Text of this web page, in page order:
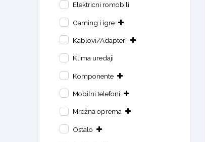
Elektricni romobili
Gaming i igre
Kablovi/Adapteri
Klima uredaji
Komponente
Mobilni telefoni
Mrežna oprema
Ostalo